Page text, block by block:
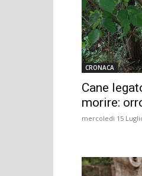
CRONACA
Cane
morire:
mercoledì 15